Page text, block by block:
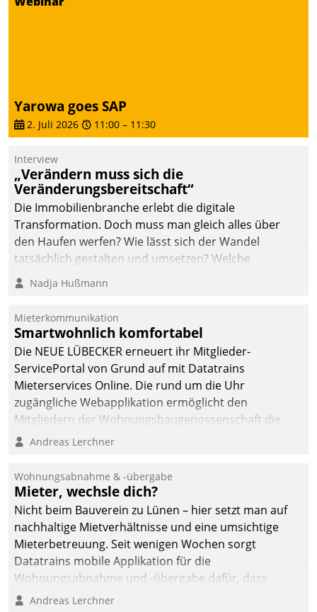
Yarowa goes SAP
2. Juli 2026 11:00 – 11:30
Interview
„Verändern muss sich die
Veränderungsbereitschaft“
Die Immobilienbranche erlebt die digitale
Transformation. Doch muss man gleich alles über
den Haufen werfen? Wie lässt sich der Wandel
tatsächlich gestalten und umsetzen? Welche
Argumente zählen wirklich?
Nadja Hußmann
Mieterkommunikation
Smartwohnlich komfortabel
Die NEUE LÜBECKER erneuert ihr Mitglieder-
ServicePortal von Grund auf mit Datatrains
Mieterservices Online. Die rund um die Uhr
zugängliche Webapplikation ermöglicht den
Mitgliedern der Wohnungs­bau­genossenschaft die
Kontaktaufnahme per Smartphone, Tablet oder PC.
Andreas Lerchner
Wohnungsabnahme & -übergabe
Mieter, wechsle dich?
Nicht beim Bauverein zu Lünen – hier setzt man auf
nachhaltige Mietverhältnisse und eine umsichtige
Mieterbetreuung. Seit wenigen Wochen sorgt
Datatrains mobile Applikation für die
Wohnungsabnahme und -übergabe dafür, dass
Mieter wohlgeordnet kommen und, so es sein muss,
Andreas Lerchner